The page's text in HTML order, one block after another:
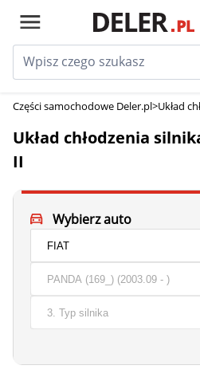
Części samochodowe Deler.pl>Układ
Układ chłodzenia
II
Wybierz auto